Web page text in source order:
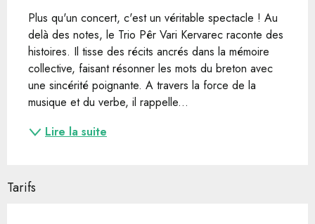
Plus qu'un concert, c'est un véritable spectacle ! Au
delà des notes, le Trio Pêr Vari Kervarec raconte des
histoires. Il tisse des récits ancrés dans la mémoire
collective, faisant résonner les mots du breton avec
une sincérité poignante. A travers la force de la
musique et du verbe, il rappelle...
Lire la suite
Tarifs